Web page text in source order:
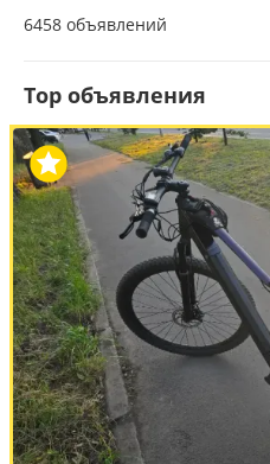
6458 объявлений
Top объявления